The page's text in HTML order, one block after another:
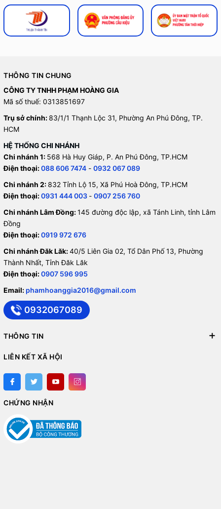
THÔNG TIN CHUNG
CÔNG TY TNHH PHẠM HOÀNG GIA
Mã số thuế: 0313851697
Trụ sở chính: 83/1/1 Thạnh Lộc 31, Phường An Phú Đông, TP.
HCM
HỆ THỐNG CHI NHÁNH
Chi nhánh 1: 568 Hà Huy Giáp, P. An Phú Đông, TP.HCM
Điện thoại:088 606 7474 - 0932 067 089
Chi nhánh 2: 832 Tỉnh Lộ 15, Xã Phú Hoà Đông, TP.HCM
Điện thoại:0931 444 003 - 0907 256 760
Chi nhánh Lâm Đồng:145 đường độc lập, xã Tánh Linh, tỉnh Lâm
Đồng
Điện thoại:0919 972 676
Chi nhánh Đăk Lăk:40/5 Liên Gia 02, Tổ Dân Phố 13, Phường
Thành Nhất, Tỉnh Đăk Lăk
Điện thoại:0907 596 995
Email: phamhoanggia2016@gmail.com
0932067089
THÔNG TIN
LIÊN KẾT XÃ HỘI
CHỨNG NHẬN